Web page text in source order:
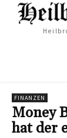
FINANZEN
Money
hat der